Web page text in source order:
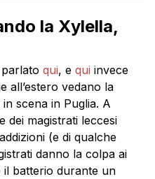
la Xylella,
qui, e qui invece
all’estero vedano la
scena in Puglia. A
dei magistrati leccesi
(e di qualche
danno la colpa ai
batterio durante un